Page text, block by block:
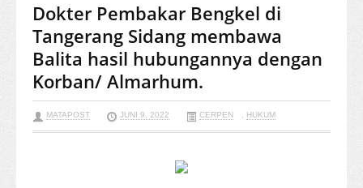
Dokter Pembakar Bengkel di
Tangerang Sidang membawa
Balita hasil hubungannya dengan
Korban/ Almarhum.
MATAPOST JUNI 9, 2022 CERPEN , HUKUM